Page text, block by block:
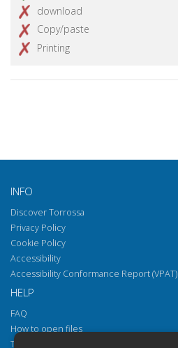
download
Copy/paste
Printing
INFO
Discover Torrossa
Privacy Policy
Cookie Policy
Accessibility
Accessibility Conformance Report (VPAT)
HELP
FAQ
How to open files
Torrossa Reader